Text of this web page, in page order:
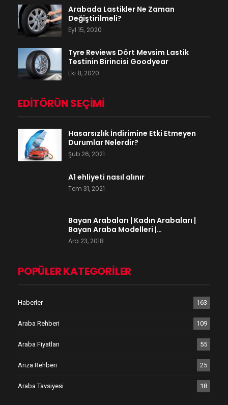
Arabada Lastikler Ne Zaman
Değiştirilmeli?
Eyl 15, 2020
Tyre Reviews Dört Mevsim Lastik
Testinin Birincisi Goodyear
Eki 8, 2020
EDITÖRÜN SEÇIMI
Hasarsızlık İndirimine Etki Etmeyen
Durumlar Nelerdir?
Şub 26, 2021
A1 ehliyeti nasıl alınır
Tem 31, 2021
Bayan Arabaları | Kadın Arabaları |
Bayan Araba Modelleri |…
Ara 23, 2018
POPÜLER KATEGORILER
Haberler 163
Araba Rehberi 109
Araba Fiyatları 55
Arıza Rehberi 25
Araba Tavsiyesi 18